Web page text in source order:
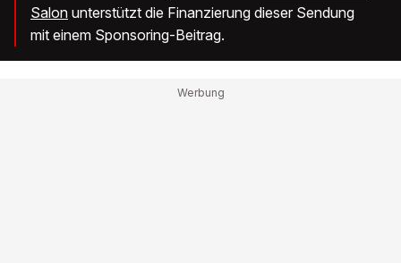
Salon unterstützt die Finanzierung dieser Sendung
mit einem Sponsoring-Beitrag.